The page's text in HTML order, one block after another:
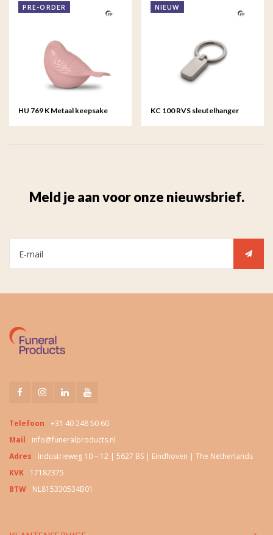
PRE-ORDER
HU 769 K Metaal keepsake
NIEUW
KC 100 RVS sleutelhanger
Meld je aan voor onze nieuwsbrief.
Telefoon
+31 40 248 50 60
Mail
info@funeralproducts.nl
Adres
Industrieweg 10 – 12 | 5627 BS | Eindhoven | The Netherlands
KVK
17182375
BTW
NL815330534B01